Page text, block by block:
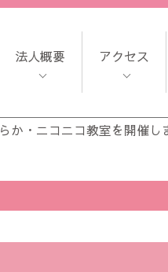
法人概要 アクセス
か・ニコニコ教室を開催し